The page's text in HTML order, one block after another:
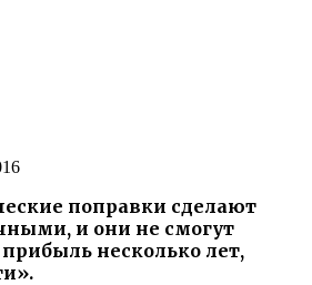
поправки сделают
и они не смогут
несколько лет,